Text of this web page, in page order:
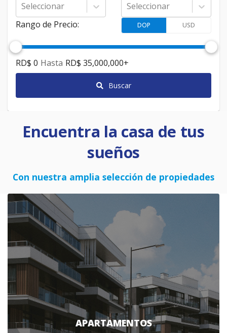
Seleccionar
Seleccionar
Rango de Precio: DOP USD
RD$ 0 Hasta RD$ 35,000,000+
Buscar
Encuentra la casa de tus
sueños
Con nuestra amplia selección de propiedades
APARTAMENTOS